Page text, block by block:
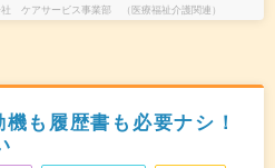
ケアサービス事業部 （医療福祉介護関連）
も履歴書も必要ナシ！